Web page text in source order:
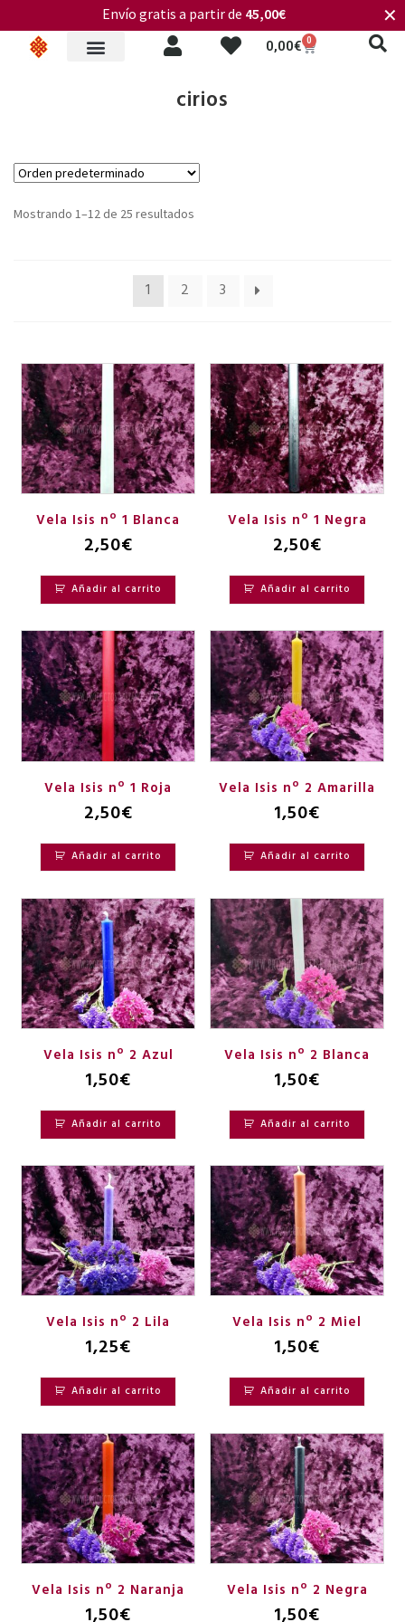
0,00€ 0
cirios
Envío gratis a partir de 45,00€ ✕
Mostrando 1–12 de 25 resultados
1 2 3
Vela Isis nº 1 Blanca
2,50€
Añadir al carrito
Vela Isis nº 1 Negra
2,50€
Añadir al carrito
Vela Isis nº 1 Roja
2,50€
Añadir al carrito
Vela Isis nº 2 Amarilla
1,50€
Añadir al carrito
Vela Isis nº 2 Azul
1,50€
Añadir al carrito
Vela Isis nº 2 Blanca
1,50€
Añadir al carrito
Vela Isis nº 2 Lila
1,25€
Añadir al carrito
Vela Isis nº 2 Miel
1,50€
Añadir al carrito
Vela Isis nº 2 Naranja
1,50€
Vela Isis nº 2 Negra
1,50€